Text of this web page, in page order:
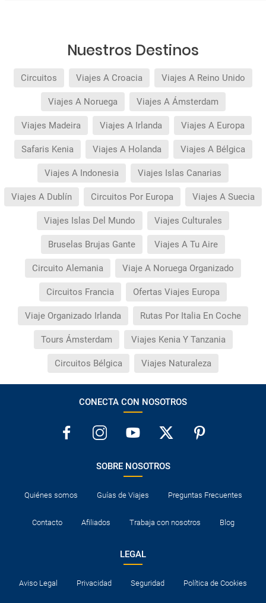
Nuestros Destinos
Circuitos Viajes A Croacia Viajes A Reino Unido
Viajes A Noruega Viajes A Ámsterdam
Viajes Madeira Viajes A Irlanda Viajes A Europa
Safaris Kenia Viajes A Holanda Viajes A Bélgica
Viajes A Indonesia Viajes Islas Canarias
Viajes A Dublín Circuitos Por Europa Viajes A Suecia
Viajes Islas Del Mundo Viajes Culturales
Bruselas Brujas Gante Viajes A Tu Aire
Circuito Alemania Viaje A Noruega Organizado
Circuitos Francia Ofertas Viajes Europa
Viaje Organizado Irlanda Rutas Por Italia En Coche
Tours Ámsterdam Viajes Kenia Y Tanzania
Circuitos Bélgica Viajes Naturaleza
CONECTA CON NOSOTROS
SOBRE NOSOTROS
Quiénes somos Guías de Viajes Preguntas Frecuentes
Contacto Afiliados Trabaja con nosotros Blog
LEGAL
Aviso Legal Privacidad Seguridad Política de Cookies